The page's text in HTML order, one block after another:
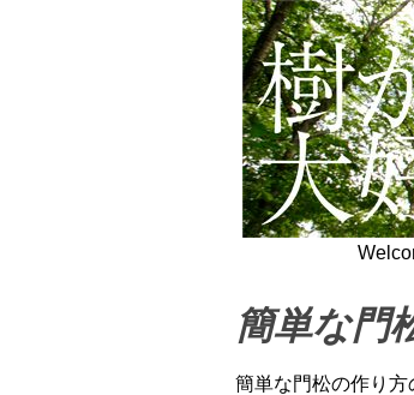
簡単な門
簡単な門松の作り方